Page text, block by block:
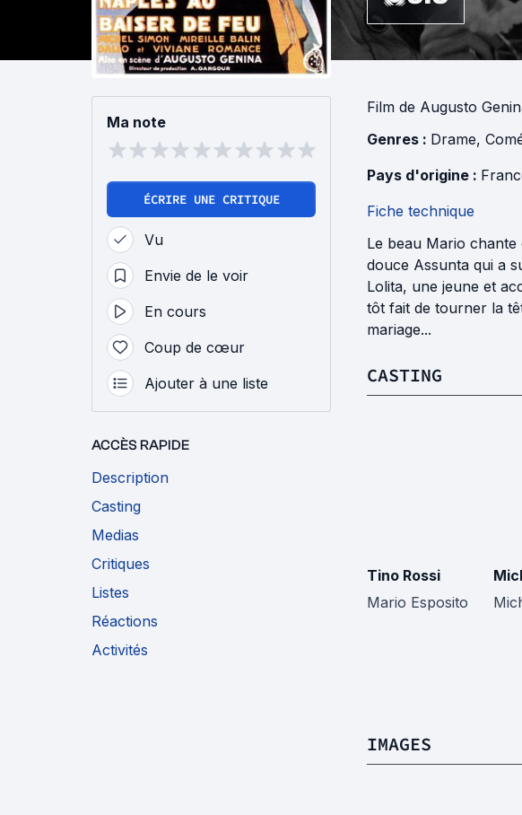
Ma note
ÉCRIRE UNE CRITIQUE
Vu
Envie de le voir
En cours
Coup de cœur
Ajouter à une liste
ACCÈS RAPIDE
Description
Casting
Medias
Critiques
Listes
Réactions
Activités
Film de Augusto
Genres : Drame,
Pays d'origine :
Fiche technique
Le beau Mario
douce Assunta qui a
Lolita, une jeune et
tôt fait de tourner la
mariage...
CASTING
Tino Rossi
Mario Esposito
IMAGES